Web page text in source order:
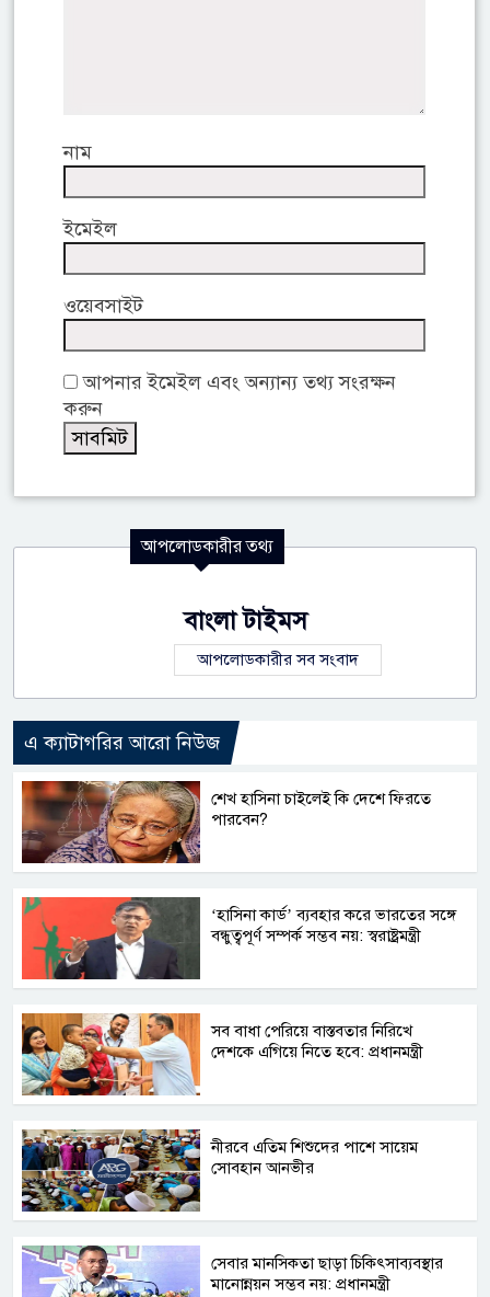
নাম
ইমেইল
ওয়েবসাইট
আপনার ইমেইল এবং অন্যান্য তথ্য সংরক্ষন
করুন
আপলোডকারীর তথ্য
বাংলা টাইমস
আপলোডকারীর সব সংবাদ
এ ক্যাটাগরির আরো নিউজ
শেখ হাসিনা চাইলেই কি দেশে ফিরতে
পারবেন?
‘হাসিনা কার্ড’ ব্যবহার করে ভারতের সঙ্গে
বন্ধুত্বপূর্ণ সম্পর্ক সম্ভব নয়: স্বরাষ্ট্রমন্ত্রী
সব বাধা পেরিয়ে বাস্তবতার নিরিখে
দেশকে এগিয়ে নিতে হবে: প্রধানমন্ত্রী
নীরবে এতিম শিশুদের পাশে সায়েম
সোবহান আনভীর
সেবার মানসিকতা ছাড়া চিকিৎসাব্যবস্থার
মানোন্নয়ন সম্ভব নয়: প্রধানমন্ত্রী